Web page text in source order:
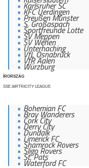
Karlsruher SC
KFC Uerdingen
Preußen Münster
S. Großaspach
Sportfreunde Lotte
SV Meppen
SV Wehen
Unterhaching
VfL Osnabrück
VfR Aalen
Würzburg
ÍRORSZÁG
SSE AIRTRICITY LEAGUE
Bohemian FC
Bray Wanderers
Cork City
Derry City
Dundalk
Limerick FC
Shamrock Rovers
Sligo Rovers
St. Pats
Waterford FC